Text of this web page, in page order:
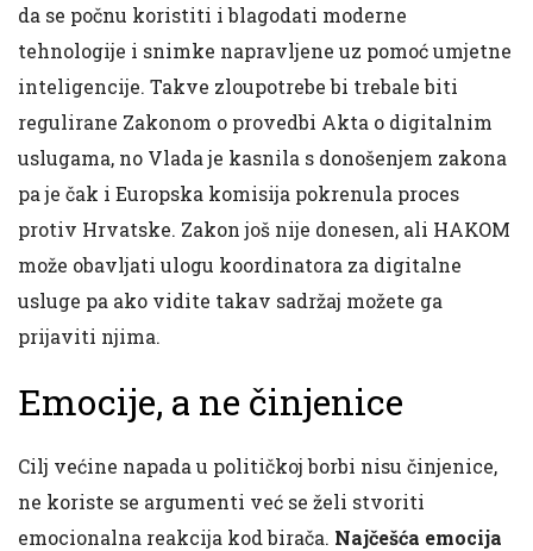
da se počnu koristiti i blagodati moderne
tehnologije i snimke napravljene uz pomoć umjetne
inteligencije. Takve zloupotrebe bi trebale biti
regulirane Zakonom o provedbi Akta o digitalnim
uslugama, no Vlada je kasnila s donošenjem zakona
pa je čak i Europska komisija pokrenula proces
protiv Hrvatske. Zakon još nije donesen, ali HAKOM
može obavljati ulogu koordinatora za digitalne
usluge pa ako vidite takav sadržaj možete ga
prijaviti njima.
Emocije, a ne činjenice
Cilj većine napada u političkoj borbi nisu činjenice,
ne koriste se argumenti već se želi stvoriti
emocionalna reakcija kod birača. Najčešća emocija